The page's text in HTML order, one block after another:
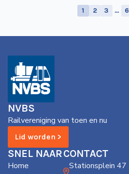
1 2 3 … 6
NVBS
Railvereniging van toen en nu
Lid worden >
SNEL NAAR
Home
CONTACT
Stationsplein 47